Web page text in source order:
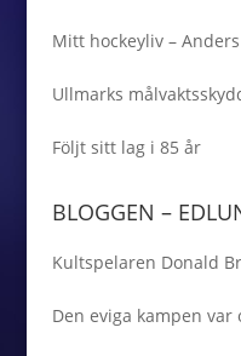
Mitt hockeyliv –
Ullmarks
Följt sitt lag i 85 år
BLOGGEN –
Kultspelaren Donald
Den eviga kampen